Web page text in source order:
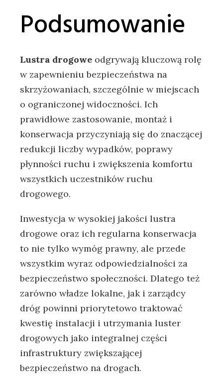
Podsumowanie
Lustra drogowe odgrywają kluczową rolę
w zapewnieniu bezpieczeństwa na
skrzyżowaniach, szczególnie w miejscach
o ograniczonej widoczności. Ich
prawidłowe zastosowanie, montaż i
konserwacja przyczyniają się do znaczącej
redukcji liczby wypadków, poprawy
płynności ruchu i zwiększenia komfortu
wszystkich uczestników ruchu
drogowego.
Inwestycja w wysokiej jakości lustra
drogowe oraz ich regularna konserwacja
to nie tylko wymóg prawny, ale przede
wszystkim wyraz odpowiedzialności za
bezpieczeństwo społeczności. Dlatego też
zarówno władze lokalne, jak i zarządcy
dróg powinni priorytetowo traktować
kwestię instalacji i utrzymania luster
drogowych jako integralnej części
infrastruktury zwiększającej
bezpieczeństwo na drogach.